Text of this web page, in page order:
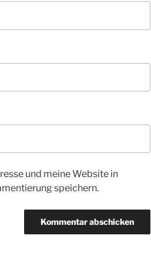
und meine Website in
speichern.